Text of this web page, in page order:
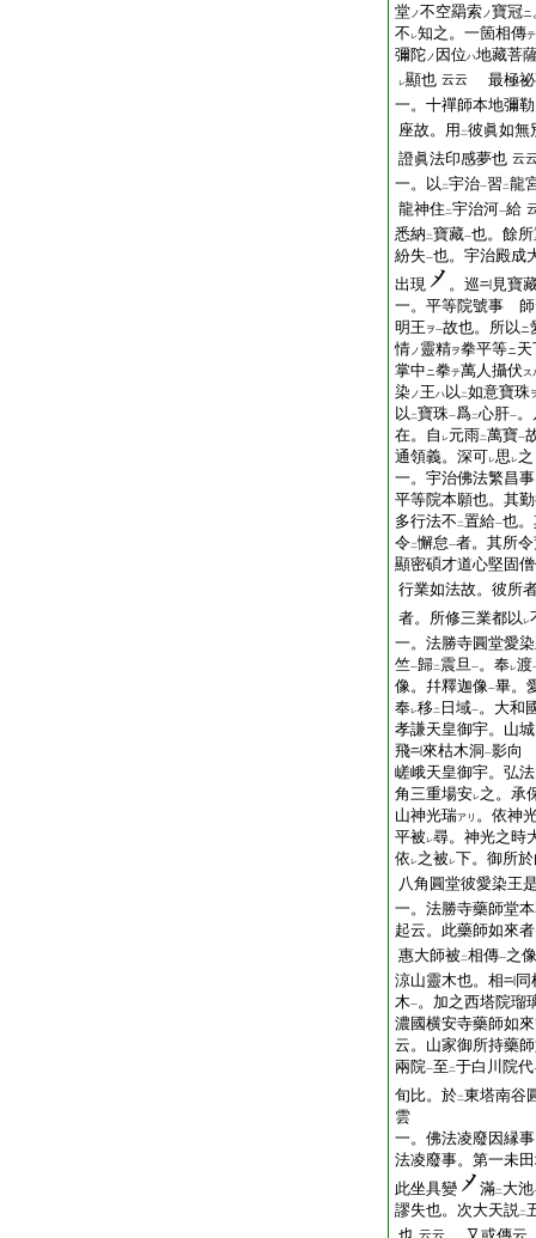
堂ノ不空羂索ノ寶冠ニ
不 レ知之。一箇相傳テ
彌陀ノ 因位ハ地藏菩
レ顯也 云云
最極祕
一。十禪師本地彌勒
座故。用 二彼眞如無
證眞法印感夢也 云
一。以 二宇治一習 二龍
龍神住 二宇治河一給
悉納 二寶藏一也。餘
紛失一也。宇治殿成
出現
。巡
見寶
一。平等院號事 師
明王 ヲ一故也。所以ニ
情ノ 靈精ヲ拳平等ニ天
掌中ニ拳テ萬人攝伏 ス
染ノ王ハ 以 二如意寶珠
以 二寶珠一爲二心肝一
在。自 レ元雨二萬寶一
通領義。深可レ思 レ之
一。宇治佛法繁昌
平等院本願也。其
多行法不 二置給一也
令二懈怠一者。其所
顯密碩才道心堅固
行業如法故。彼所
者。所修三業都以 レ
一。法勝寺圓堂愛
竺一歸二 震旦一。奉レ渡
像。幷釋迦像一畢。
奉レ移二 日域一。大和
孝謙天皇御宇。山
飛
來枯木洞一影向
嵯峨天皇御宇。弘
角三重場安レ之。承
山神光瑞アリ 。依神
平被 レ尋。神光之時
依 レ之被 レ下。御所
八角圓堂彼愛染王
一。法勝寺藥師堂
起云。此藥師如來
惠大師被 二相傳一之
涼山靈木也。相
木一。加之西塔院瑠
濃國横安寺藥師如
云。山家御所持藥
兩院一至 二于白川院代
旬比。於二東塔南谷
雲
一。佛法凌廢因縁
法凌廢事。第一未
此坐具變
滿二 大池
謬失也。次大天説二
云云